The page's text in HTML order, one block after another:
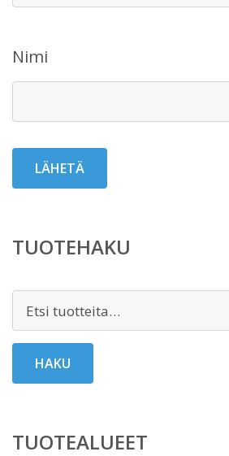
Nimi
TUOTEHAKU
HAKU
TUOTEALUEET